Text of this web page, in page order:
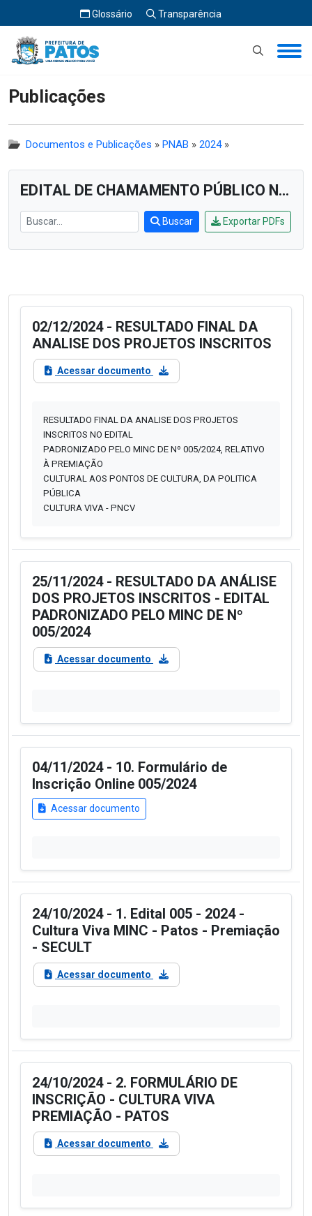
Glossário Transparência
Início Publicações
Publicações
Documentos e Publicações » PNAB » 2024»
EDITAL DE CHAMAMENTO PÚBLICO Nº 005/2024
Buscar Exportar PDFs
02/12/2024 - RESULTADO FINAL DA
ANALISE DOS PROJETOS INSCRITOS
Acessar documento
RESULTADO FINAL DA ANALISE DOS PROJETOS
INSCRITOS NO EDITAL
PADRONIZADO PELO MINC DE Nº 005/2024, RELATIVO
À PREMIAÇÃO
CULTURAL AOS PONTOS DE CULTURA, DA POLITICA
PÚBLICA
CULTURA VIVA - PNCV
25/11/2024 - RESULTADO DA ANÁLISE
DOS PROJETOS INSCRITOS - EDITAL
PADRONIZADO PELO MINC DE Nº
005/2024
Acessar documento
04/11/2024 - 10. Formulário de
Inscrição Online 005/2024
Acessar documento
24/10/2024 - 1. Edital 005 - 2024 -
Cultura Viva MINC - Patos - Premiação
- SECULT
Acessar documento
24/10/2024 - 2. FORMULÁRIO DE
INSCRIÇÃO - CULTURA VIVA
PREMIAÇÃO - PATOS
Acessar documento